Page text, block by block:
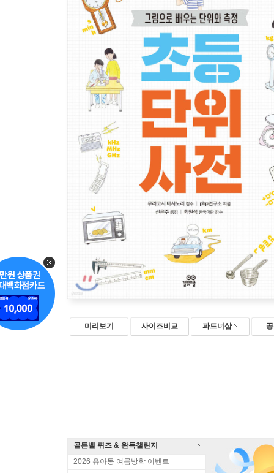
미리보기 사이즈비교 파트너샵
골든벨 퀴즈 & 완독챌린지
2026 유아동 여름방학 이벤트